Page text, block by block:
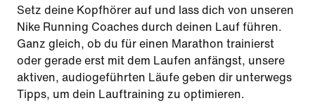
Setz deine Kopfhörer auf und lass dich von unseren
Nike Running Coaches durch deinen Lauf führen.
Ganz gleich, ob du für einen Marathon trainierst
oder gerade erst mit dem Laufen anfängst, unsere
aktiven, audiogeführten Läufe geben dir unterwegs
Tipps, um dein Lauftraining zu optimieren.